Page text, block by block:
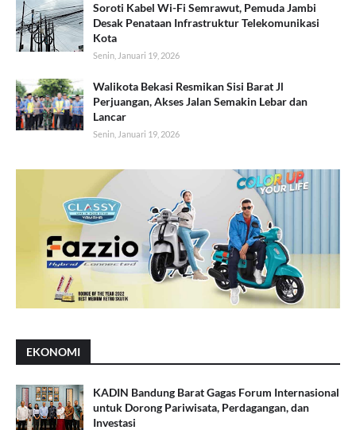
Soroti Kabel Wi-Fi Semrawut, Pemuda Jambi
Desak Penataan Infrastruktur Telekomunikasi
Kota
Senin, Januari 19, 2026
Walikota Bekasi Resmikan Sisi Barat Jl
Perjuangan, Akses Jalan Semakin Lebar dan
Lancar
Senin, Januari 19, 2026
EKONOMI
KADIN Bandung Barat Gagas Forum Internasional
untuk Dorong Pariwisata, Perdagangan, dan
Investasi